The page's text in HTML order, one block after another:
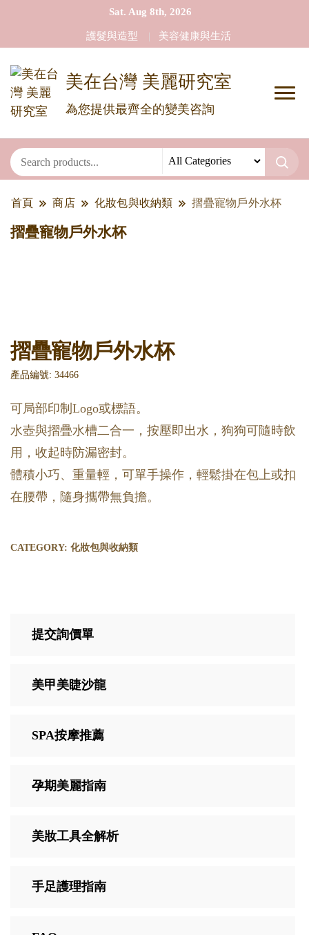
Sat. Aug 8th, 2026
護髮與造型 美容健康與生活
美在台灣 美麗研究室
為您提供最齊全的變美咨詢
首頁 商店 化妝包與收納類 摺疊寵物戶外水杯
摺疊寵物戶外水杯
摺疊寵物戶外水杯
產品編號: 34466
可局部印制Logo或標語。
水壺與摺疊水槽二合一，按壓即出水，狗狗可隨時飲
用，收起時防漏密封。
體積小巧、重量輕，可單手操作，輕鬆掛在包上或扣
在腰帶，隨身攜帶無負擔。
CATEGORY: 化妝包與收納類
提交詢價單
美甲美睫沙龍
SPA按摩推薦
孕期美麗指南
美妝工具全解析
手足護理指南